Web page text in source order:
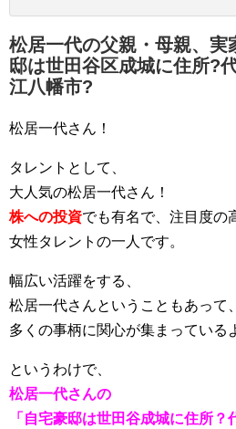
松居一代の父親・母親、実
邸は世田谷区成城に住所?
江八幡市?
松居一代さん！
タレントとして、
大人気の松居一代さん！
株への投資でも有名で、注目度の
女性タレントの一人です。
幅広い活躍をする、
松居一代さんということもあって、
多くの事柄に関心が集まっている
というわけで、
松居一代さんの
「自宅豪邸は世田谷成城に住所